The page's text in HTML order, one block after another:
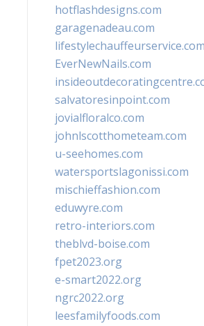
hotflashdesigns.com
garagenadeau.com
lifestylechauffeurservice.com
EverNewNails.com
salvatoresinpoint.com
jovialfloralco.com
johnlscotthometeam.com
u-seehomes.com
watersportslagonissi.com
mischieffashion.com
eduwyre.com
retro-interiors.com
theblvd-boise.com
fpet2023.org
e-smart2022.org
ngrc2022.org
leesfamilyfoods.com